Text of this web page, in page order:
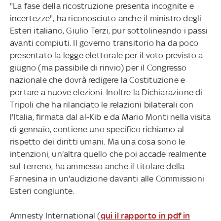
"La fase della ricostruzione presenta incognite e
incertezze", ha riconosciuto anche il ministro degli
Esteri italiano, Giulio Terzi, pur sottolineando i passi
avanti compiuti. Il governo transitorio ha da poco
presentato la legge elettorale per il voto previsto a
giugno (ma passibile di rinvio) per il Congresso
nazionale che dovrà redigere la Costituzione e
portare a nuove elezioni. Inoltre la Dichiarazione di
Tripoli che ha rilanciato le relazioni bilaterali con
l'Italia, firmata dal al-Kib e da Mario Monti nella visita
di gennaio, contiene uno specifico richiamo al
rispetto dei diritti umani. Ma una cosa sono le
intenzioni, un'altra quello che poi accade realmente
sul terreno, ha ammesso anche il titolare della
Farnesina in un'audizione davanti alle Commissioni
Esteri congiunte.
Amnesty International (qui il rapporto in pdf in